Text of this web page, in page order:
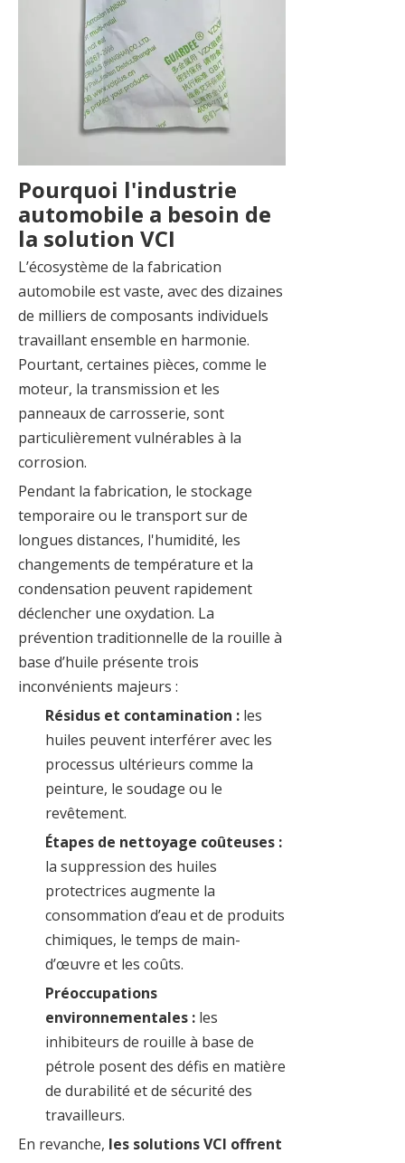
Pourquoi l'industrie
automobile a besoin de
la solution VCI
L’écosystème de la fabrication
automobile est vaste, avec des dizaines
de milliers de composants individuels
travaillant ensemble en harmonie.
Pourtant, certaines pièces, comme le
moteur, la transmission et les
panneaux de carrosserie, sont
particulièrement vulnérables à la
corrosion.
Pendant la fabrication, le stockage
temporaire ou le transport sur de
longues distances, l'humidité, les
changements de température et la
condensation peuvent rapidement
déclencher une oxydation. La
prévention traditionnelle de la rouille à
base d’huile présente trois
inconvénients majeurs :
Résidus et contamination : les
huiles peuvent interférer avec les
processus ultérieurs comme la
peinture, le soudage ou le
revêtement.
Étapes de nettoyage coûteuses :
la suppression des huiles
protectrices augmente la
consommation d’eau et de produits
chimiques, le temps de main-
d’œuvre et les coûts.
Préoccupations
environnementales : les
inhibiteurs de rouille à base de
pétrole posent des défis en matière
de durabilité et de sécurité des
travailleurs.
En revanche, les solutions VCI offrent